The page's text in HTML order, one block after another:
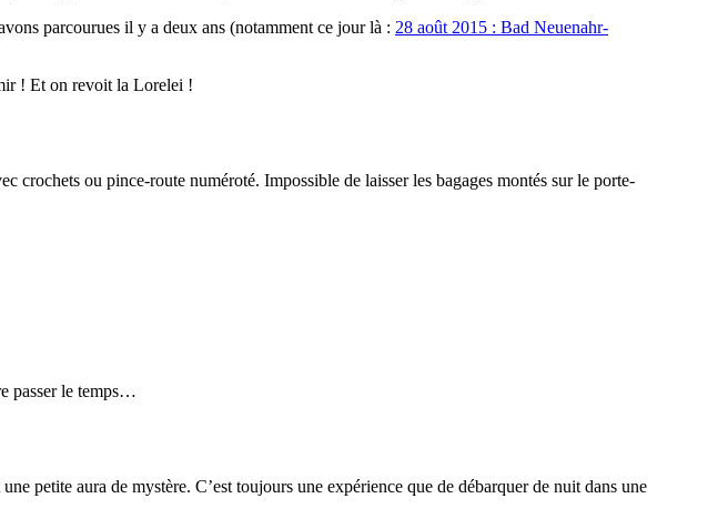
parcourues il y a deux ans (notamment ce jour là : 28 août 2015 : Bad Neuenahr-
! Et on revoit la Lorelei !
ou pince-route numéroté. Impossible de laisser les bagages montés sur le porte-
passer le temps…
petite aura de mystère. C’est toujours une expérience que de débarquer de nuit dans une